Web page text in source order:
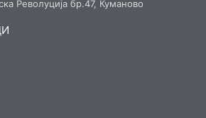
Револуција бр.47, Куманово